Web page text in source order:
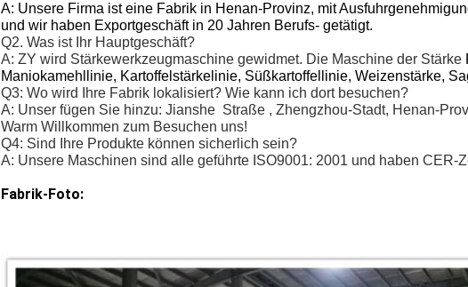
A: Unsere Firma ist eine Fabrik in Henan-Provinz, mit
und wir haben Exportgeschäft in 20 Jahren Berufs- getätigt.
Q2. Was ist Ihr Hauptgeschäft?
A: ZY wird Stärkewerkzeugmaschine gewidmet. Die Maschine der Stärke
Maniokamehllinie, Kartoffelstärkelinie, Süßkartoffellinie, Weizenstärke,
Q3: Wo wird Ihre Fabrik lokalisiert? Wie kann ich dort besuchen?
A: Unser fügen Sie hinzu: Jianshe Straße , Zhengzhou-Stadt, Henan-
Warm Willkommen zum Besuchen uns!
Q4: Sind Ihre Produkte können sicherlich sein?
A: Unsere Maschinen sind alle geführte ISO9001: 2001 und haben CER-
Fabrik-Foto: